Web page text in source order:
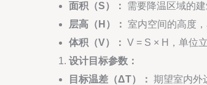
面积（S）：
需要降温区域的建
层高（H）： 室内空间的高度
体积（V）： V = S × H，单位
设计目标参数：
目标温差（ΔT）： 期望室内外